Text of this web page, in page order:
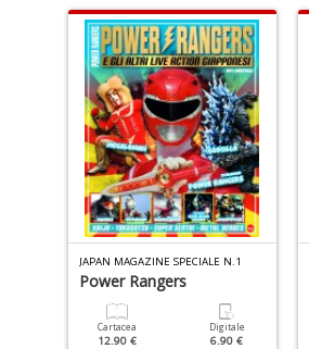
JAPAN MAGAZINE SPECIALE N.1
Power Rangers
Cartacea
12.90 €
Digitale
6.90 €